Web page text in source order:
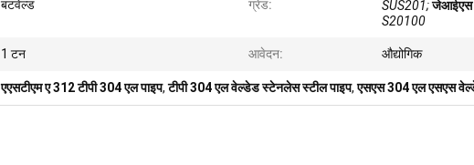
बटवेल्ड ग्रेड:
SUS201;जेआईएस
S20100
1 टन आवेदन: औद्योगिक
एएसटीएम ए 312 टीपी 304 एल पाइप,टीपी 304 एल वेल्डेड स्टेनलेस स्टील पाइप,एसएस 304 एल एसएस